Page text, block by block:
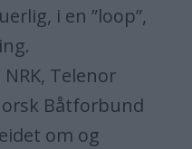
i en ”loop”,
Telenor
Båtforbund
om og